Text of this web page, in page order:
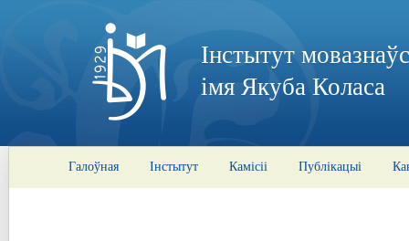
Інстытут
імя Якуба Коласа
Галоўная Інстытут Камісіі Публікацыі